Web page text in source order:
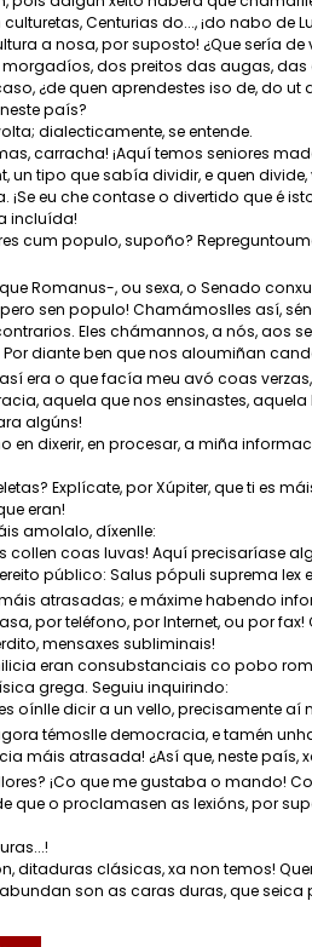
Centurias do..., ¡do nabo de
a nosa, por suposto! ¿Que sería
dos preitos das augas, das
¿de quen aprendestes iso de, do ut
país?
dialecticamente, se entende.
carracha! ¡Aquí temos seniores
un tipo que sabía dividir, e quen
eu che contase o divertido que é
incluída!
cum populo, supoño?
Romanus-, ou sexa, o Senado
sen populo! Chamámoslles así,
Eles chámannos, a nós, aos
Por diante ben que nos aloumiñan
era o que facía meu avó coas
aquela que nos ensinastes,
algúns!
en dixerir, en procesar, a miña
Explícate, por Xúpiter, que ti es
eran!
amolalo, díxenlle:
collen coas luvas! Aquí precisaríase
público: Salus pópuli suprema lex
máis atrasadas; e máxime habendo
por teléfono, por Internet, ou por
mensaxes subliminais!
eran consubstanciais co pobo
grega. Seguiu inquirindo:
dicir a un vello, precisamente aí
témoslle democracia, e tamén
máis atrasada! ¿Así que, neste
¡Co que me gustaba o mando!
que o proclamasen as lexións, por
ditaduras clásicas, xa non temos!
son as caras duras, que